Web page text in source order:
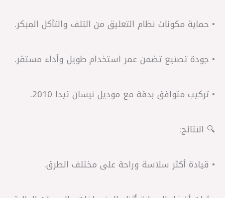
• حماية مكونات نظام التعليق من التلف والتآكل المبكر.
• جودة تصنيع تضمن عمر استخدام طويل وأداء مستقر.
• تركيب متوافق بدقة مع موديل نيسان تيدا 2010.
🔍 النتائج:
• قيادة أكثر سلاسة وراحة على مختلف الطرق.